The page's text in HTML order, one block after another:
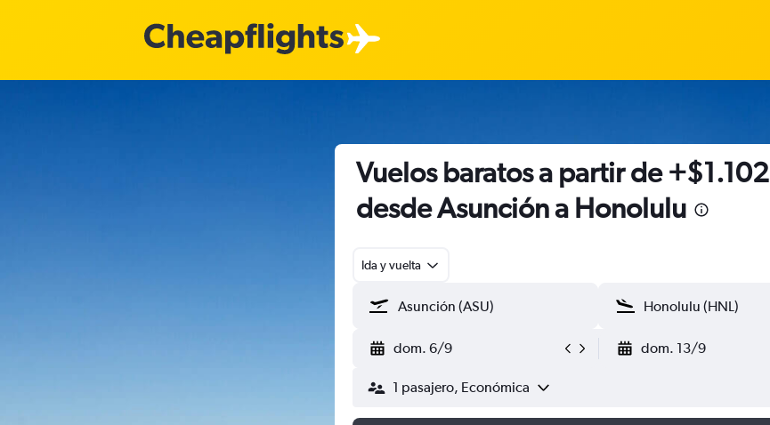
Vuelos baratos a partir de +$1.102
desde Asunción a Honolulu
Ida y vuelta
dom. 6/9 dom. 13/9
1 pasajero, Económica